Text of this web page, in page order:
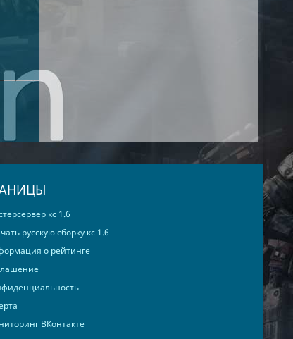
кс 1.6
русскую сборку кс 1.6
о рейтинге
ВКонтакте